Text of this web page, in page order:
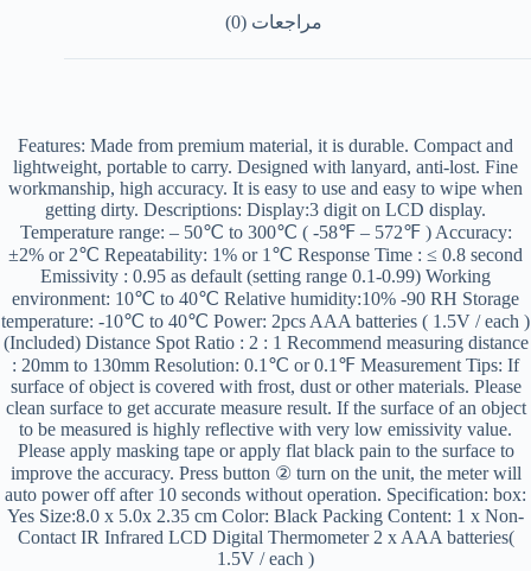
مراجعات (0)
Features: Made from premium material, it is durable. Compact and
lightweight, portable to carry. Designed with lanyard, anti-lost. Fine
workmanship, high accuracy. It is easy to use and easy to wipe when
getting dirty. Descriptions: Display:3 digit on LCD display.
Temperature range: – 50℃ to 300℃ ( -58℉ – 572℉ ) Accuracy:
±2% or 2℃ Repeatability: 1% or 1℃ Response Time : ≤ 0.8 second
Emissivity : 0.95 as default (setting range 0.1-0.99) Working
environment: 10℃ to 40℃ Relative humidity:10% -90 RH Storage
temperature: -10℃ to 40℃ Power: 2pcs AAA batteries ( 1.5V / each )
(Included) Distance Spot Ratio : 2 : 1 Recommend measuring distance
: 20mm to 130mm Resolution: 0.1℃ or 0.1℉ Measurement Tips: If
surface of object is covered with frost, dust or other materials. Please
clean surface to get accurate measure result. If the surface of an object
to be measured is highly reflective with very low emissivity value.
Please apply masking tape or apply flat black pain to the surface to
improve the accuracy. Press button ② turn on the unit, the meter will
auto power off after 10 seconds without operation. Specification: box:
Yes Size:8.0 x 5.0x 2.35 cm Color: Black Packing Content: 1 x Non-
Contact IR Infrared LCD Digital Thermometer 2 x AAA batteries(
1.5V / each )